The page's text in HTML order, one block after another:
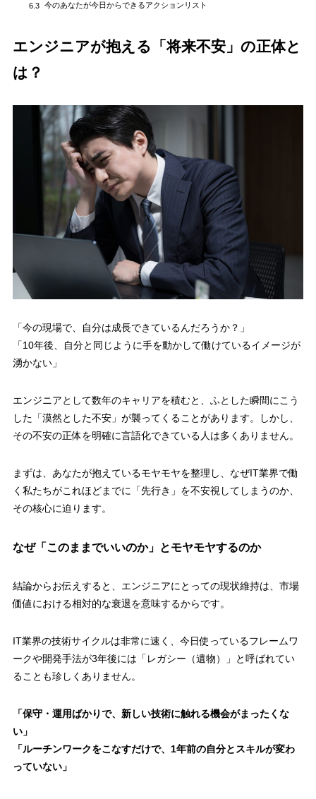
6.3 今のあなたが今日からできるアクションリスト
エンジニアが抱える「将来不安」の正体と
は？
「今の現場で、自分は成長できているんだろうか？」
「10年後、自分と同じように手を動かして働けているイメージが
湧かない」
エンジニアとして数年のキャリアを積むと、ふとした瞬間にこう
した「漠然とした不安」が襲ってくることがあります。しかし、
その不安の正体を明確に言語化できている人は多くありません。
まずは、あなたが抱えているモヤモヤを整理し、なぜIT業界で働
く私たちがこれほどまでに「先行き」を不安視してしまうのか、
その核心に迫ります。
なぜ「このままでいいのか」とモヤモヤするのか
結論からお伝えすると、エンジニアにとっての現状維持は、市場
価値における相対的な衰退を意味するからです。
IT業界の技術サイクルは非常に速く、今日使っているフレームワ
ークや開発手法が3年後には「レガシー（遺物）」と呼ばれてい
ることも珍しくありません。
「保守・運用ばかりで、新しい技術に触れる機会がまったくな
い」
「ルーチンワークをこなすだけで、1年前の自分とスキルが変わ
っていない」